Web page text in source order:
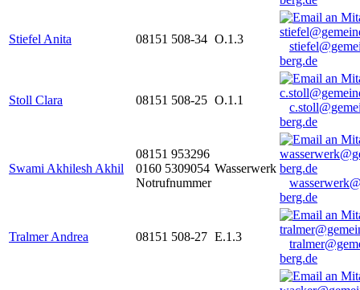
Stiefel Anita 08151 508-34 O.1.3
berg.de
Stoll Clara 08151 508-25 O.1.1
berg.de
Swami Akhilesh Akhil
08151 953296
0160 5309054
Notrufnummer
Wasserwerk
berg.de
Tralmer Andrea 08151 508-27 E.1.3
berg.de